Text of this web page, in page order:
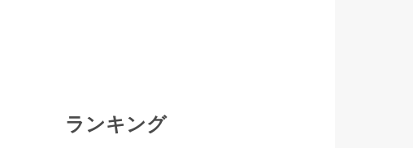
ランキング